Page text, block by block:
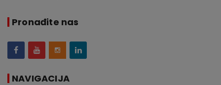
Pronađite nas
NAVIGACIJA